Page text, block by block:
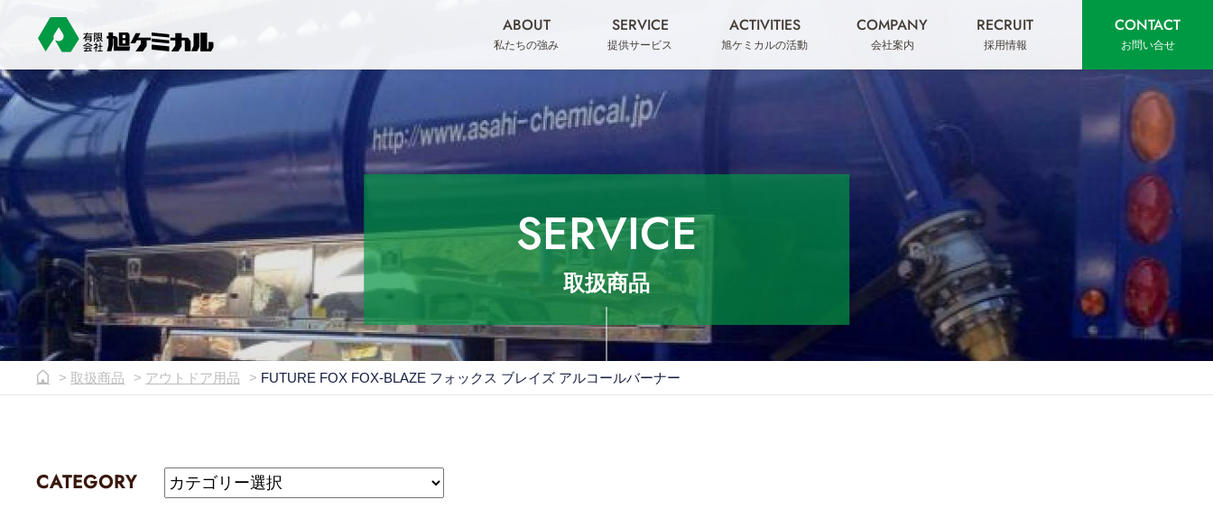
ABOUT
私たちの強み
SERVICE
提供サービス
ACTIVITIES
旭ケミカルの活動
COMPANY
会社案内
RECRUIT
採用情報
CONTACT
お問い合せ
SERVICE
取扱商品
取扱商品 アウトドア用品 FUTURE FOX FOX-BLAZE フォックス ブレイズ アルコールバーナー
CATEGORY